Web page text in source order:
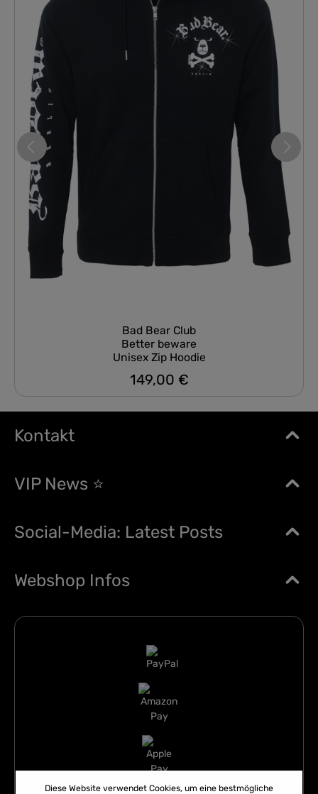
Bad Bear Club
Better beware
Unisex Zip Hoodie
Regulärer Preis:
149,00 €
Kontakt
VIP News ⭐
Social-Media: Latest Posts
Webshop Infos
Diese Website verwendet Cookies, um eine bestmögliche